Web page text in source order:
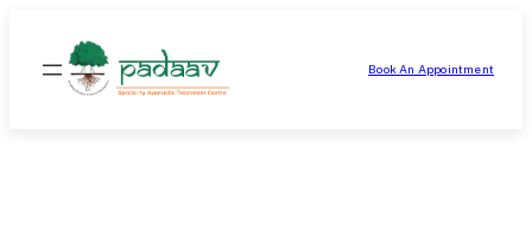
Book An Appointment